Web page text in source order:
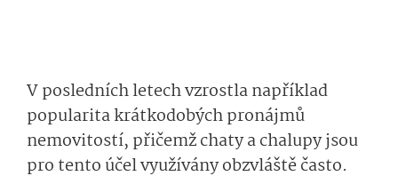
V posledních letech vzrostla například
popularita krátkodobých pronájmů
nemovitostí, přičemž chaty a chalupy jsou
pro tento účel využívány obzvláště často.